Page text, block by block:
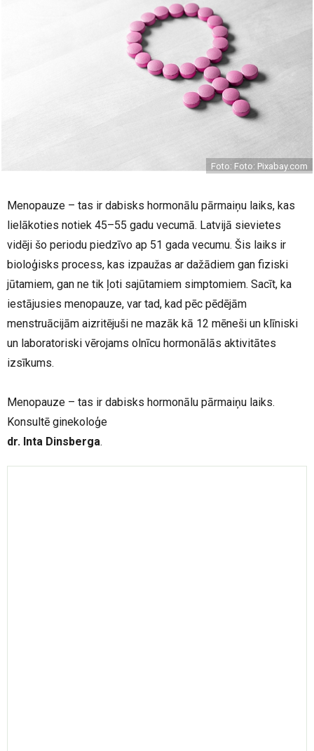
Foto: Foto: Pixabay.com
Menopauze – tas ir dabisks hormonālu pārmaiņu laiks, kas
lielākoties notiek 45–55 gadu vecumā. Latvijā sievietes
vidēji šo periodu piedzīvo ap 51 gada vecumu. Šis laiks ir
bioloģisks process, kas izpaužas ar dažādiem gan fiziski
jūtamiem, gan ne tik ļoti sajūtamiem simptomiem. Sacīt, ka
iestājusies menopauze, var tad, kad pēc pēdējām
menstruācijām aizritējuši ne mazāk kā 12 mēneši un klīniski
un laboratoriski vērojams olnīcu hormonālās aktivitātes
izsīkums.
Menopauze – tas ir dabisks hormonālu pārmaiņu laiks.
Konsultē ginekoloģe
dr. Inta Dinsberga.